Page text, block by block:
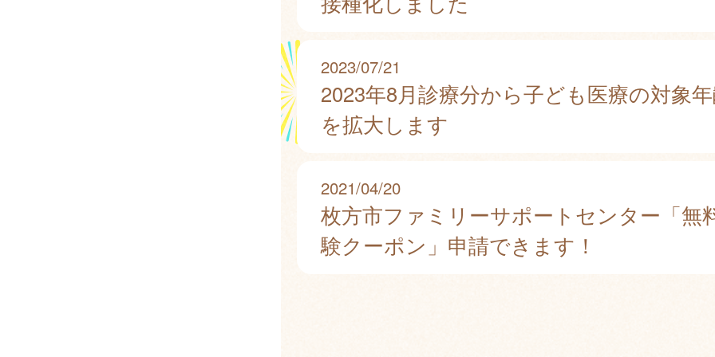
2023/07/21
2023年8月診療分から子ども医療の対象
を拡大します
2021/04/20
枚方市ファミリーサポートセンター「無
験クーポン」申請できます！